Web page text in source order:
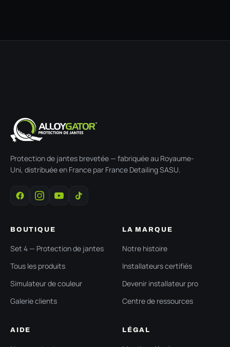
Protection de jantes brevetée — fabriquée au Royaume-
Uni, distribuée en France par France Detailing SASU.
BOUTIQUE
Set 4 — Protection de jantes
Tous les produits
Simulateur de couleur
Galerie clients
LA MARQUE
Notre histoire
Installateurs certifiés
Devenir installateur pro
Centre de ressources
AIDE LÉGAL